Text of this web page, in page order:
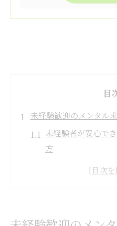
目
未経験歓迎のメンタル
未経験者が安心で
方
メンタル重視の未
メンタル求人で求